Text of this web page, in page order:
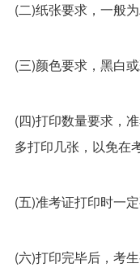
(二)纸张要求，一般为
(三)颜色要求，黑白或
(四)打印数量要求，
多打印几张，以免在
(五)准考证打印时一
(六)打印完毕后，考